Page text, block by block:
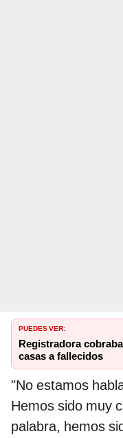
PUEDES VER:
Registradora
casas a fallecidos
"No estamos
Hemos sido muy
palabra, hemos